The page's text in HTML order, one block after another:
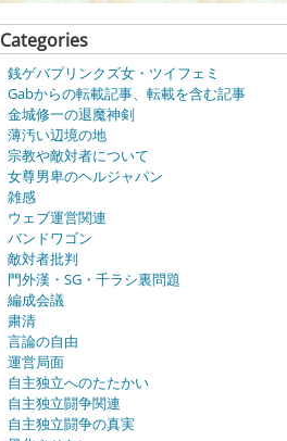
Categories
銭ゲバプリンクズ女・ツイフェミ
Gabからの転載記事、転載を含む記事
金城修一の退魔神剣
薄汚い辺境の地
宗教や敵対者について
女尊男卑のヘルジャパン
雑感
ウェブ運営関連
バンドワゴン
敵対者批判
門外漢・SG・千ラシ裏問題
編成会議
粛清
言論の自由
運営局面
自主独立へのたたかい
自主独立闘争関連
自主独立闘争の真実